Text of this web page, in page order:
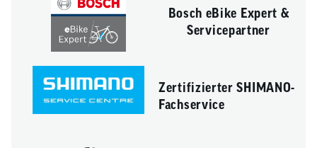
Bosch eBike Expert &
Servicepartner
Zertifizierter SHIMANO-
Fachservice